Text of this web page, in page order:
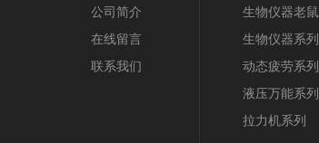
公司简介
在线留言
联系我们
生物仪器老鼠
生物仪器系列
动态疲劳系列
液压万能系列
拉力机系列